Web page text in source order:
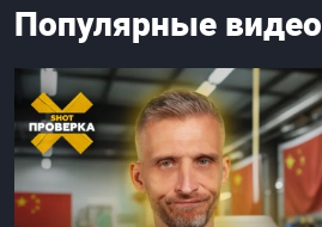
Популярные видео